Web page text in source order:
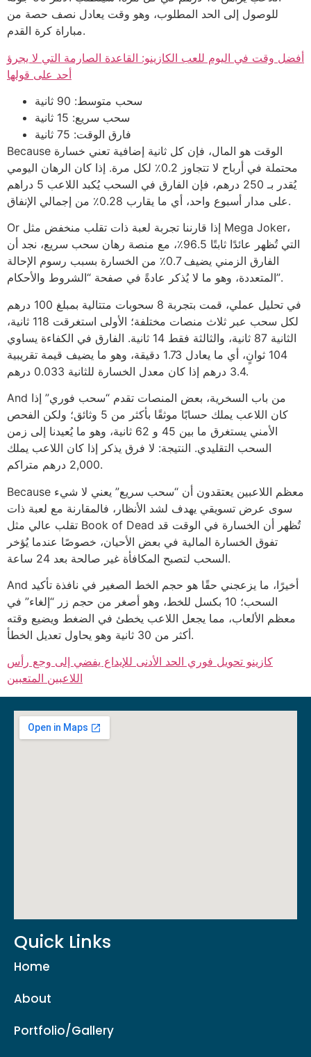
للوصول إلى الحد المطلوب، وهو وقت يعادل نصف حصة من
مباراة كرة القدم.
أفضل وقت في اليوم للعب الكازينو: القاعدة الصارمة التي لا يجرؤ
أحد على قولها
سحب متوسط: 90 ثانية
سحب سريع: 15 ثانية
فارق الوقت: 75 ثانية
Because الوقت هو المال، فإن كل ثانية إضافية تعني خسارة
محتملة في أرباح لا تتجاوز 0.2٪ لكل مرة. إذا كان الرهان اليومي
يُقدر بـ 250 درهم، فإن الفارق في السحب يُكبد اللاعب 5 دراهم
على مدار أسبوع واحد، أي ما يقارب 0.28٪ من إجمالي الإنفاق.
Or إذا قارننا تجربة لعبة ذات تقلب منخفض مثل Mega Joker،
التي تُظهر عائدًا ثابتًا 96.5٪، مع منصة رهان سحب سريع، نجد أن
الفارق الزمني يضيف 0.7٪ من الخسارة بسبب رسوم الإحالة
المتعددة، وهو ما لا يُذكر عادةً في صفحة “الشروط والأحكام”.
في تحليل عملي، قمت بتجربة 8 سحوبات متتالية بمبلغ 100 درهم
لكل سحب عبر ثلاث منصات مختلفة؛ الأولى استغرقت 118 ثانية،
الثانية 87 ثانية، والثالثة فقط 14 ثانية. الفارق في الكفاءة يساوي
104 ثوانٍ، أي ما يعادل 1.73 دقيقة، وهو ما يضيف قيمة تقريبية
3.4 درهم إذا كان معدل الخسارة للثانية 0.033 درهم.
And من باب السخرية، بعض المنصات تقدم “سحب فوري” إذا
كان اللاعب يملك حسابًا موثقًا بأكثر من 5 وثائق؛ ولكن الفحص
الأمني يستغرق ما بين 45 و 62 ثانية، وهو ما يُعيدنا إلى زمن
السحب التقليدي. النتيجة: لا فرق يذكر إذا كان اللاعب يملك
2,000 درهم متراكم.
Because معظم اللاعبين يعتقدون أن “سحب سريع” يعني لا شيء
سوى عرض تسويقي يهدف لشد الأنظار، فالمقارنة مع لعبة ذات
تقلب عالي مثل Book of Dead تُظهر أن الخسارة في الوقت قد
تفوق الخسارة المالية في بعض الأحيان، خصوصًا عندما يُؤخر
السحب لتصبح المكافأة غير صالحة بعد 24 ساعة.
And أخيرًا، ما يزعجني حقًا هو حجم الخط الصغير في نافذة تأكيد
السحب؛ 10 بكسل للخط، وهو أصغر من حجم زر “إلغاء” في
معظم الألعاب، مما يجعل اللاعب يخطئ في الضغط ويضيع وقته
أكثر من 30 ثانية وهو يحاول تعديل الخطأ.
كازينو تحويل فوري الحد الأدنى للإيداع يفضي إلى وجع رأس
اللاعبين المتعبين
Quick Links
Home
About
Portfolio/Gallery